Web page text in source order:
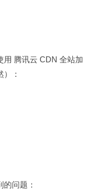
用 腾讯云 CDN 全站加
：
问题：